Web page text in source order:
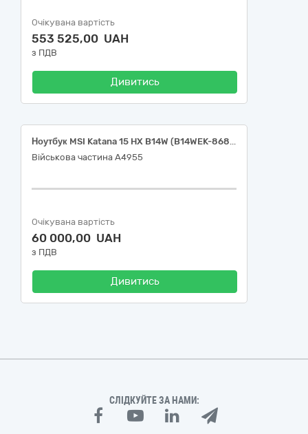
Очікувана вартість
553 525,00 UAH
з ПДВ
Дивитись
Ноутбук MSI Katana 15 HX B14W (B14WEK-868XUA) Black – 1 штука
Військова частина А4955
Очікувана вартість
60 000,00 UAH
з ПДВ
Дивитись
СЛІДКУЙТЕ ЗА НАМИ: